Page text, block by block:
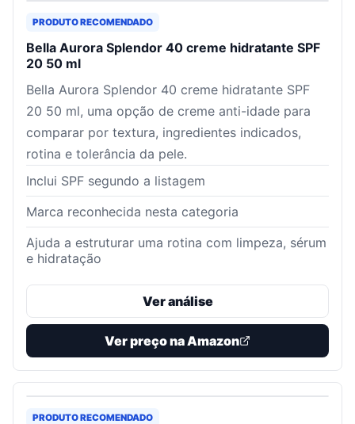
PRODUTO RECOMENDADO
Bella Aurora Splendor 40 creme hidratante SPF
20 50 ml
Bella Aurora Splendor 40 creme hidratante SPF
20 50 ml, uma opção de creme anti-idade para
comparar por textura, ingredientes indicados,
rotina e tolerância da pele.
Inclui SPF segundo a listagem
Marca reconhecida nesta categoria
Ajuda a estruturar uma rotina com limpeza, sérum
e hidratação
Ver análise
Ver preço na Amazon
PRODUTO RECOMENDADO